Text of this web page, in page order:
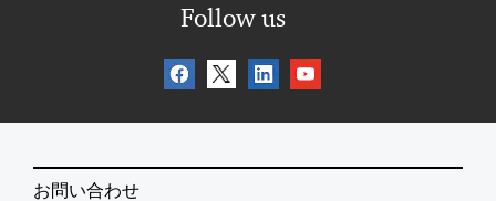
Follow us
お問い合わせ